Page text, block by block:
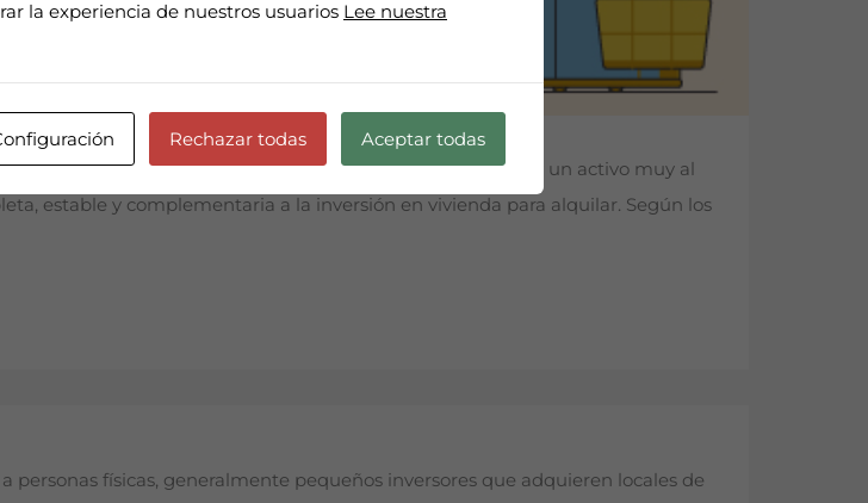
vez más atractivos. Oficinas, locales comerciales, garajes y un activo muy al
estable y complementaria a la inversión en vivienda para alquilar. Según los
personas físicas, generalmente pequeños inversores que adquieren locales de
la experiencia de nuestros usuarios Lee nuestra
Rechazar todas Aceptar todas